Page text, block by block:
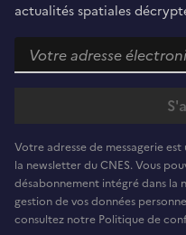
actualités spatiales
Votre adresse de messagerie
la newsletter du CNES. Vous
désabonnement intégré dans la
gestion de vos données
consultez notre Politique de